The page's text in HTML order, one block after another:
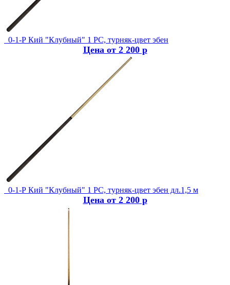
0-1-Р Кий "Клубный" 1 РС, турняк-цвет эбен
Цена от 2 200 р
0-1-Р Кий "Клубный" 1 РС, турняк-цвет эбен дл.1,5 м
Цена от 2 200 р